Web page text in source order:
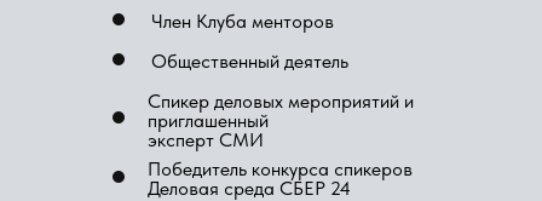
Член Клуба менторов
Общественный деятель
Победитель конкурса спикеров
Деловая среда СБЕР 24
Спикер деловых мероприятий и
приглашенный
эксперт СМИ